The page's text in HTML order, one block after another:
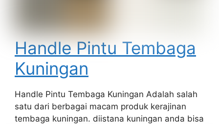
Handle Pintu Tembaga
Kuningan
Handle Pintu Tembaga Kuningan Adalah salah
satu dari berbagai macam produk kerajinan
tembaga kuningan. diistana kuningan anda bisa